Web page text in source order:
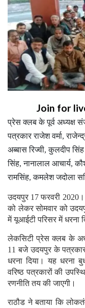
Join for
प्रेस क्लब के पूर्व अध्यक्ष
पत्रकार राजेश वर्मा,
अब्बास रिज्वी, कुलदीप
सिंह, नानालाल आचार्य,
रामसिंह, कमलेश जदोला
उदयपुर 17 फरवरी
को लेकर सोमवार को
में यूआईटी परिसर में धरना
लेकसिटी प्रेस क्लब के
11 बजे उदयपुर के
धरना दिया। यह धरना
वरिष्ठ पत्रकारों की
रणनीति तय की जाएगी।
राठौड ने बताया कि